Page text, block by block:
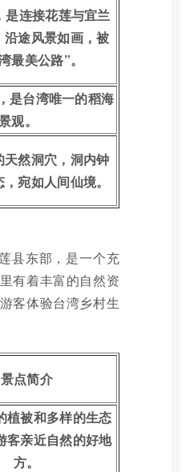
是连接花莲与宜兰
沿途风景如画，被
最美公路”。
是台湾唯一的稻海
观。
天然洞穴，洞内钟
宛如人间仙境。
县东部，是一个充
有着丰富的自然资
客体验台湾乡村生
景点简介
植被和多样的生态
客亲近自然的好地
方。